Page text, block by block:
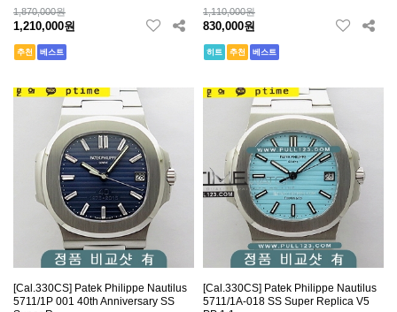
1,870,000원
1,210,000원
추천 베스트
1,110,000원
830,000원
히트 추천 베스트
[Cal.330CS] Patek Philippe Nautilus
5711/1P 001 40th Anniversary SS
[Cal.330CS] Patek Philippe Nautilus
5711/1A-018 SS Super Replica V5